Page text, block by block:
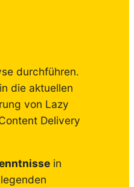
durchführen.
die aktuellen
von Lazy
Delivery
in